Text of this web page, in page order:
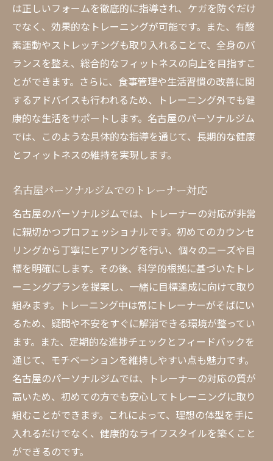
は正しいフォームを徹底的に指導され、ケガを防ぐだけ
でなく、効果的なトレーニングが可能です。また、有酸
素運動やストレッチングも取り入れることで、全身のバ
ランスを整え、総合的なフィットネスの向上を目指すこ
とができます。さらに、食事管理や生活習慣の改善に関
するアドバイスも行われるため、トレーニング外でも健
康的な生活をサポートします。名古屋のパーソナルジム
では、このような具体的な指導を通じて、長期的な健康
とフィットネスの維持を実現します。
名古屋パーソナルジムでのトレーナー対応
名古屋のパーソナルジムでは、トレーナーの対応が非常
に親切かつプロフェッショナルです。初めてのカウンセ
リングから丁寧にヒアリングを行い、個々のニーズや目
標を明確にします。その後、科学的根拠に基づいたトレ
ーニングプランを提案し、一緒に目標達成に向けて取り
組みます。トレーニング中は常にトレーナーがそばにい
るため、疑問や不安をすぐに解消できる環境が整ってい
ます。また、定期的な進捗チェックとフィードバックを
通じて、モチベーションを維持しやすい点も魅力です。
名古屋のパーソナルジムでは、トレーナーの対応の質が
高いため、初めての方でも安心してトレーニングに取り
組むことができます。これによって、理想の体型を手に
入れるだけでなく、健康的なライフスタイルを築くこと
ができるのです。